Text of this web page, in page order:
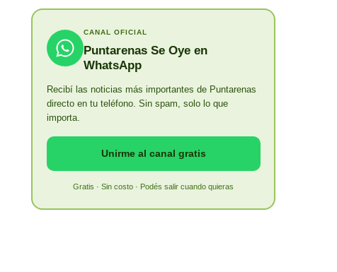
CANAL OFICIAL
Puntarenas Se Oye en
WhatsApp
Recibí las noticias más importantes de Puntarenas
directo en tu teléfono. Sin spam, solo lo que
importa.
Unirme al canal gratis
Gratis · Sin costo · Podés salir cuando quieras